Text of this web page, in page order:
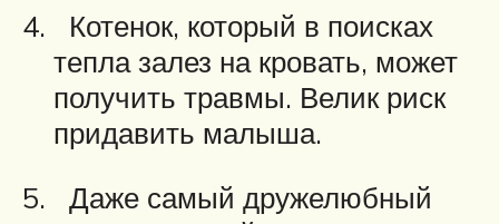
Котенок, который в поисках
тепла залез на кровать, может
получить травмы. Велик риск
придавить малыша.
Даже самый дружелюбный